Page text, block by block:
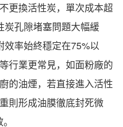
更換活性炭，單次成本超
炭孔隙堵塞問題大幅緩
率始終穩定在75%以
行業更常見，如面粉廠的
的油煙，若直接進入活性
則形成油膜徹底封死微